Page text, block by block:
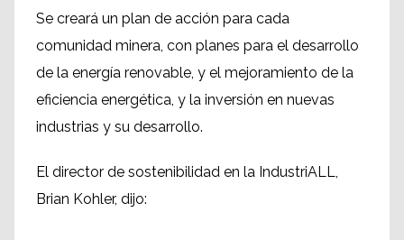
Se creará un plan de acción para cada
comunidad minera, con planes para el desarrollo
de la energía renovable, y el mejoramiento de la
eficiencia energética, y la inversión en nuevas
industrias y su desarrollo.
El director de sostenibilidad en la IndustriALL,
Brian Kohler, dijo: